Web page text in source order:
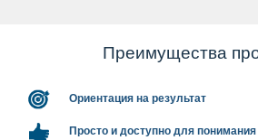
Преимущества
Ориентация на результат
Просто и доступно для понимания